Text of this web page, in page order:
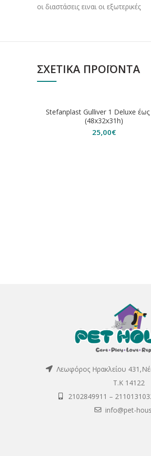
οι διαστάσεις ειναι οι εξωτερικές
ΣΧΕΤΙΚΆ ΠΡΟΪΌΝΤΑ
Stefanplast Gulliver 1 Deluxe
(48x32x31h)
25,00€
Λεωφόρος Ηρακλείου
Τ.Κ 14122
2102849911 –
info@pet-